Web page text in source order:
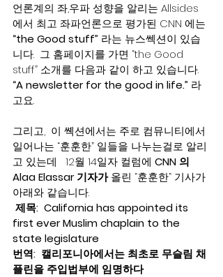
언론계의 좌,우파 성향을 알리는 Allsides
에서 최고 좌파언론으로 평가된 CNN 에는
“the Good stuff” 라는 뉴스쎅션이 있습
니다.  그 홈페이지를 가면 “the Good
stuff” 소개를 다음과 같이 하고 있습니다.
“A newsletter for the good in life.” 라
고요.
그리고,  이 쎽션에서는 주로 컴뮤니티에서
일어나는 “훈훈한” 일들을 나누는걸로 알리
고 있는데   12월 14일자 컬럼에 CNN 의
Alaa Elassar 기자가 올린 “훈훈한” 기사가
아래와 같습니다.
제목:  California has appointed its
first ever Muslim chaplain to the
state legislature
번역:  캘리포니아에서는 최초로 무슬림 채
플린을 주입법부에 임명하다